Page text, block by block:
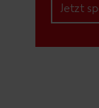
Jetzt